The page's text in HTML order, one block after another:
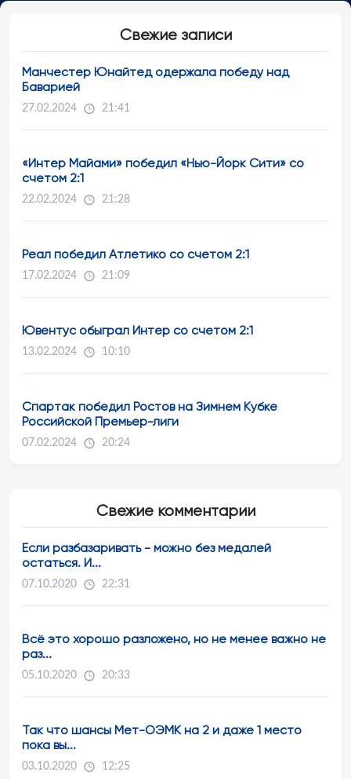
Свежие записи
Манчестер Юнайтед одержала победу над
Баварией
27.02.2024 21:41
«Интер Майами» победил «Нью-Йорк Сити» со
счетом 2:1
22.02.2024 21:28
Реал победил Атлетико со счетом 2:1
17.02.2024 21:09
Ювентус обыграл Интер со счетом 2:1
13.02.2024 10:10
Спартак победил Ростов на Зимнем Кубке
Российской Премьер-лиги
07.02.2024 20:24
Свежие комментарии
Если разбазаривать - можно без медалей
остаться. И...
07.10.2020 22:31
Всё это хорошо разложено, но не менее важно не
раз...
05.10.2020 20:33
Так что шансы Мет-ОЭМК на 2 и даже 1 место
пока вы...
03.10.2020 12:25